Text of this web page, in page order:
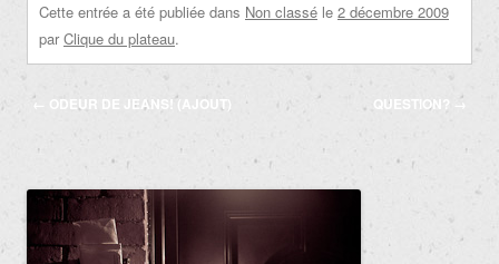
Cette entrée a été publiée dans Non classé le 2 décembre 2009
par Clique du plateau.
Navigation
← ODEUR DE JEANS! (AJOUT) QUESTION? →